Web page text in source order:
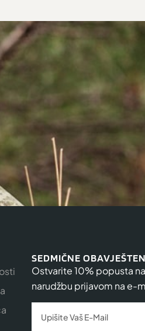
SEDMIČNE
Ostvarite 10% popusta
narudžbu prijavom na e-